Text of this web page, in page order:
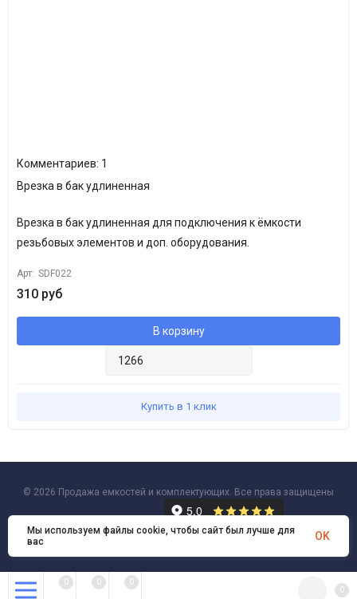
Комментариев: 1
Врезка в бак удлиненная
Врезка в бак удлиненная для подключения к ёмкости
резьбовых элементов и доп. оборудования.
Арт: SDF022
310 руб
В корзину
Купить в 1 клик
© 2026 Продажа емкостей и комплектующих. Все права защищены
0 0 0
0
Мы используем файлы cookie, чтобы сайт был лучше для
вас
OK